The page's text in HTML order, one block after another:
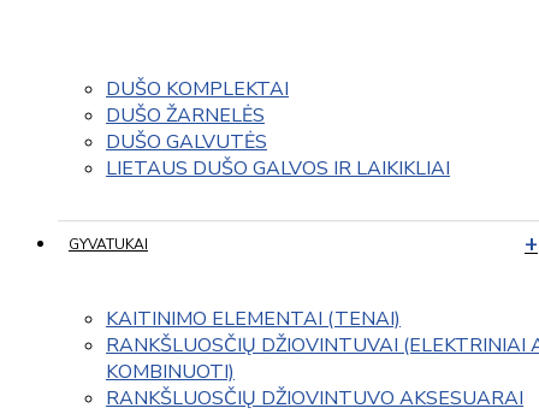
DUŠO KOMPLEKTAI
DUŠO ŽARNELĖS
DUŠO GALVUTĖS
LIETAUS DUŠO GALVOS IR LAIKIKLIAI
GYVATUKAI
KAITINIMO ELEMENTAI (TENAI)
RANKŠLUOSČIŲ DŽIOVINTUVAI (ELEKTRINIAI
KOMBINUOTI)
RANKŠLUOSČIŲ DŽIOVINTUVO AKSESUARAI